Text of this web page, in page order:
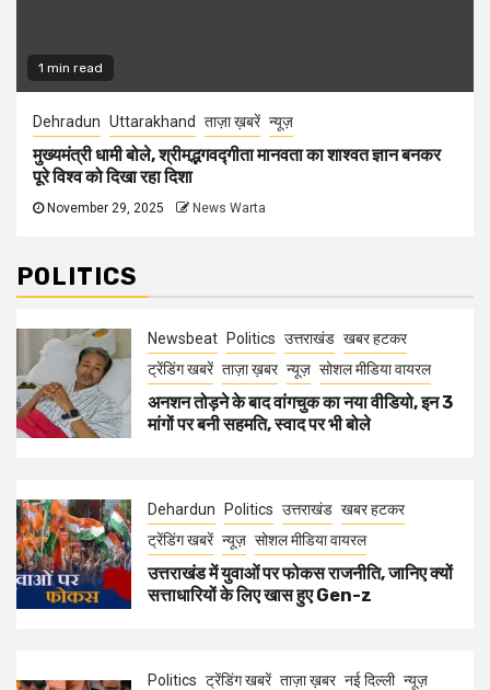
1 min read
Dehradun Uttarakhand ताज़ा ख़बरें न्यूज़
मुख्यमंत्री धामी बोले, श्रीमद्भगवद्गीता मानवता का शाश्वत ज्ञान बनकर
पूरे विश्व को दिखा रहा दिशा
November 29, 2025 News Warta
POLITICS
Newsbeat Politics उत्तराखंड खबर हटकर
ट्रेंडिंग खबरें ताज़ा ख़बर न्यूज़ सोशल मीडिया वायरल
अनशन तोड़ने के बाद वांगचुक का नया वीडियो, इन 3
मांगों पर बनी सहमति, स्वाद पर भी बोले
Dehardun Politics उत्तराखंड खबर हटकर
ट्रेंडिंग खबरें न्यूज़ सोशल मीडिया वायरल
उत्तराखंड में युवाओं पर फोकस राजनीति, जानिए क्यों
सत्ताधारियों के लिए खास हुए Gen-z
Politics ट्रेंडिंग खबरें ताज़ा ख़बर नई दिल्ली न्यूज़